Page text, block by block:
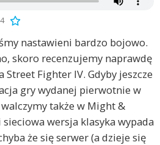
nastawieni bardzo bojowo.
skoro recenzujemy naprawdę
Fighter IV. Gdyby jeszcze
gry wydanej pierwotnie w
także w Might &
wersja klasyka wypada
że się serwer (a dzieje się